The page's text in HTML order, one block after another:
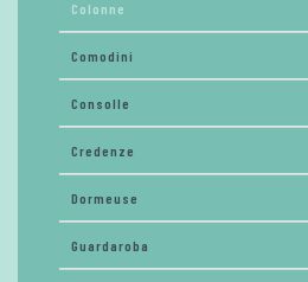
Colonne
Comodini
Consolle
Credenze
Dormeuse
Guardaroba